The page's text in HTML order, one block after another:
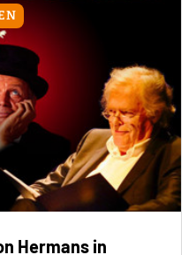
Hermans in